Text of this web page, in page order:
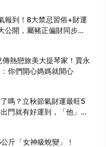
報到！8大禁忌習俗+財運
公開，屬豬正偏財同步增
熱戀旅美大提琴家！賈永
你們開心媽媽就開心
嗎？立秋節氣財運最旺5
門就有好運到，「他」整
坡
斤「女神級蛻變」！